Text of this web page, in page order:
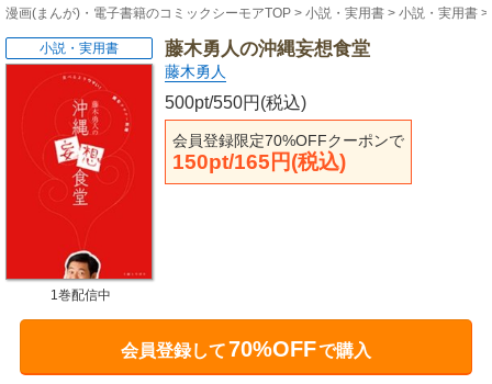
漫画(まんが)・電子書籍のコミックシーモアTOP 小説・実用書 小説・実用書
藤木勇人の沖縄妄想食堂
藤木勇人
500pt/550円(税込)
会員登録限定70%OFFクーポンで
150pt/165円(税込)
小説・実用書
1巻配信中
会員登録して70%OFFで購入